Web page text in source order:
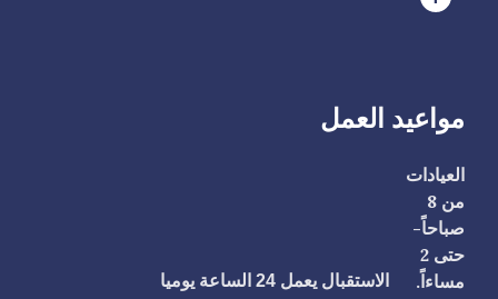
مواعيد العمل
العيادات
من 8
صباحاً-
حتى 2
مساءاً.
الاستقبال يعمل 24 الساعة يوميا